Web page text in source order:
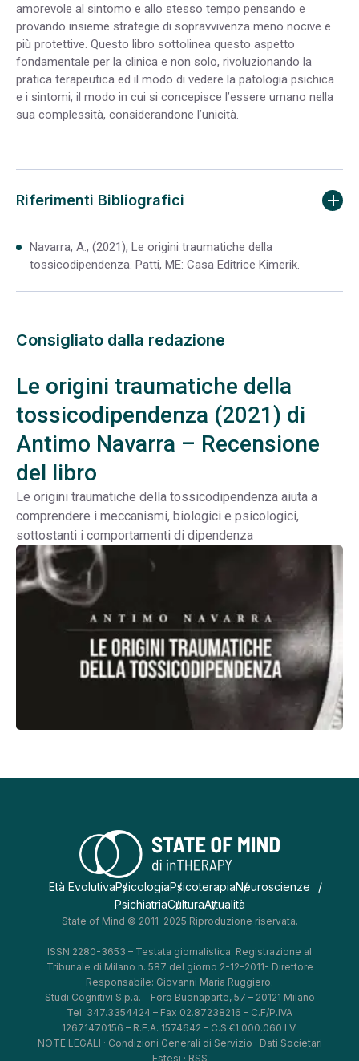
amorevole al sintomo e allo stesso tempo pensando e
provando insieme strategie di sopravvivenza meno nocive e
più protettive. Questo libro sottolinea questo aspetto
fondamentale per la clinica e non solo, rivoluzionando la
pratica terapeutica ed il modo di vedere la patologia psichica
e i sintomi, il modo in cui si concepisce l’essere umano nella
sua complessità, considerandone l’unicità.
Riferimenti Bibliografici
Navarra, A., (2021), Le origini traumatiche della
tossicodipendenza. Patti, ME: Casa Editrice Kimerik.
Consigliato dalla redazione
Le origini traumatiche della
tossicodipendenza (2021) di
Antimo Navarra – Recensione
del libro
Le origini traumatiche della tossicodipendenza aiuta a
comprendere i meccanismi, biologici e psicologici,
sottostanti i comportamenti di dipendenza
Età EvolutivaPsicologiaPsicoterapiaNeuroscienze
PsichiatriaCulturaAttualità
State of Mind © 2011-2025 Riproduzione riservata.
ISSN 2280-3653 – Testata giornalistica. Registrazione al
Tribunale di Milano n. 587 del giorno 2-12-2011- Direttore
Responsabile: Giovanni Maria Ruggiero.
Studi Cognitivi S.p.a. – Foro Buonaparte, 57 – 20121 Milano
Tel. 347.3354424 – Fax 02.87238216 – C.F/P.IVA
12671470156 – R.E.A. 1574642 – C.S.€1.000.060 I.V.
NOTE LEGALI · Condizioni Generali di Servizio · Dati Societari
Estesi · RSS